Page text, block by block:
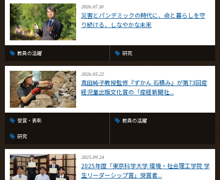
2026.07.10
災害とパンデミックの時代に、命と暮らしを守
り続ける、しなやかな未来
教員の活躍 研究
2026.05.22
真田純子教授監修『ずかん 石積み』が第73回産
経児童出版文化賞の「産経新聞社...
受賞・表彰 教員の活躍
研究
2025.09.24
2025年度「東京科学大学 環境・社会理工学院 学
生リーダーシップ賞」受賞者...